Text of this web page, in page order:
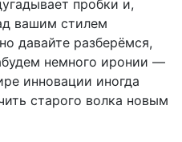
пробки и,
вашим стилем
давайте разберёмся,
немного иронии —
инновации иногда
старого волка новым